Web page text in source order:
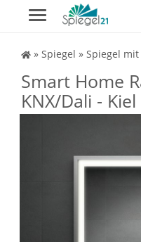
Spiegel Shop
» Spiegel » Spiegel mit
Smart Home
KNX/Dali - Kiel